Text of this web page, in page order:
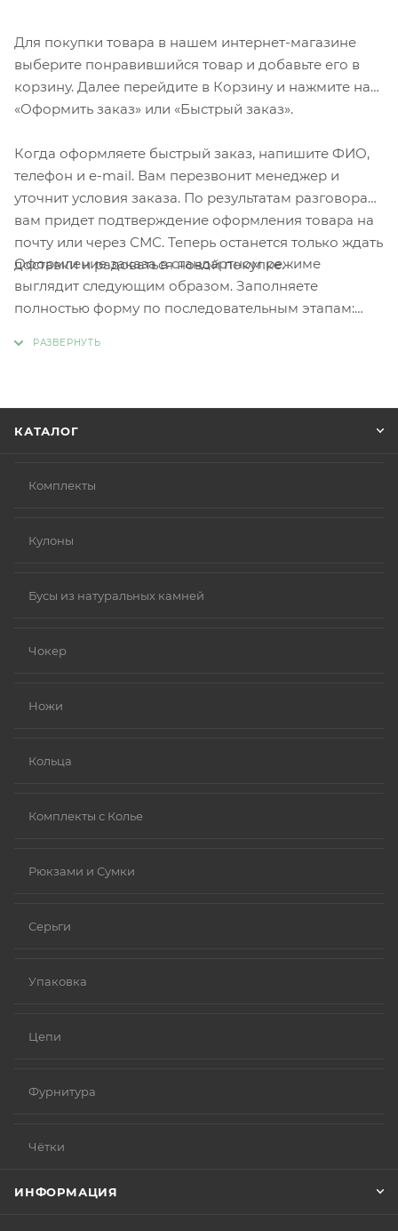
Для покупки товара в нашем интернет-магазине
выберите понравившийся товар и добавьте его в
корзину. Далее перейдите в Корзину и нажмите на
«Оформить заказ» или «Быстрый заказ».
Когда оформляете быстрый заказ, напишите ФИО,
телефон и e-mail. Вам перезвонит менеджер и
уточнит условия заказа. По результатам разговора
вам придет подтверждение оформления товара на
почту или через СМС. Теперь останется только ждать
доставки и радоваться новой покупке.
Оформление заказа в стандартном режиме
выглядит следующим образом. Заполняете
полностью форму по последовательным этапам:
КАТАЛОГ
Комплекты
Кулоны
Бусы из натуральных камней
Чокер
Ножи
Кольца
Комплекты с Колье
Рюкзами и Сумки
Серьги
Упаковка
Цепи
Фурнитура
Чётки
ИНФОРМАЦИЯ